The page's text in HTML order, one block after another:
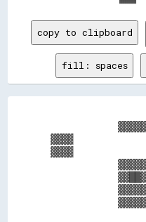
copy to clipboard
fill: spaces
▓▓▓▓
▓▓▓▓